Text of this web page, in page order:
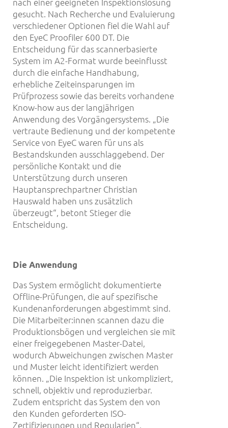
gesucht. Nach Recherche und Evaluierung
verschiedener Optionen fiel die Wahl auf
den EyeC Proofiler 600 DT. Die
Entscheidung für das scannerbasierte
System im A2-Format wurde beeinflusst
durch die einfache Handhabung,
erhebliche Zeiteinsparungen im
Prüfprozess sowie das bereits vorhandene
Know-how aus der langjährigen
Anwendung des Vorgängersystems. „Die
vertraute Bedienung und der kompetente
Service von EyeC waren für uns als
Bestandskunden ausschlaggebend. Der
persönliche Kontakt und die
Unterstützung durch unseren
Hauptansprechpartner Christian
Hauswald haben uns zusätzlich
überzeugt“, betont Stieger die
Entscheidung.
Die Anwendung
Das System ermöglicht dokumentierte
Offline-Prüfungen, die auf spezifische
Kundenanforderungen abgestimmt sind.
Die Mitarbeiter:innen scannen dazu die
Produktionsbögen und vergleichen sie mit
einer freigegebenen Master-Datei,
wodurch Abweichungen zwischen Master
und Muster leicht identifiziert werden
können. „Die Inspektion ist unkompliziert,
schnell, objektiv und reproduzierbar.
Zudem entspricht das System den von
den Kunden geforderten ISO-
Zertifizierungen und Regularien“,